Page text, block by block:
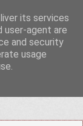
its services
user-agent are
and security
usage